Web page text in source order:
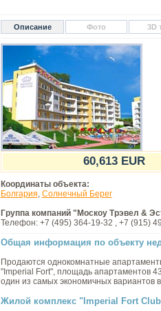
Описание Фото 3D
60,613 EUR
Координаты объекта:
Болгария, Солнечный Берег
Группа компаний "Москоу Трэвел &
Телефон: +7 (495) 364-19-32 , +7 (915)
Общая информация по объекту
Продаются однокомнатные
"Imperial Fort", площадь апартаментов
один из самых экономичных вариантов
Жилой комплекс "Imperial Fort